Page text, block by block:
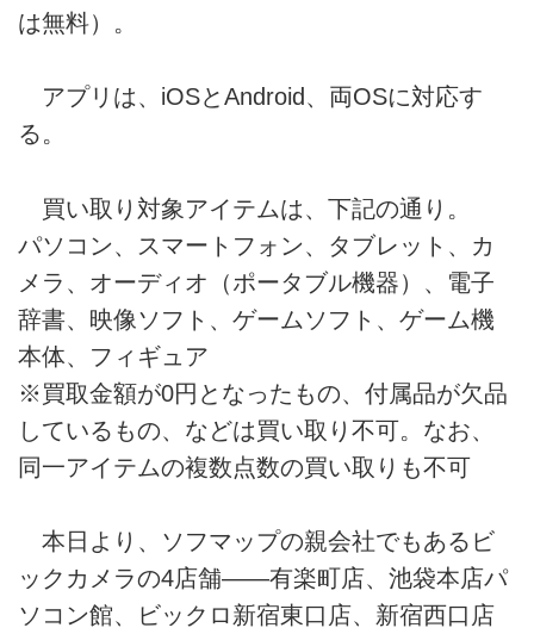
は無料）。
アプリは、iOSとAndroid、両OSに対応す
る。
買い取り対象アイテムは、下記の通り。
パソコン、スマートフォン、タブレット、カ
メラ、オーディオ（ポータブル機器）、電子
辞書、映像ソフト、ゲームソフト、ゲーム機
本体、フィギュア
※買取金額が0円となったもの、付属品が欠品
しているもの、などは買い取り不可。なお、
同一アイテムの複数点数の買い取りも不可
本日より、ソフマップの親会社でもあるビ
ックカメラの4店舗――有楽町店、池袋本店パ
ソコン館、ビックロ新宿東口店、新宿西口店